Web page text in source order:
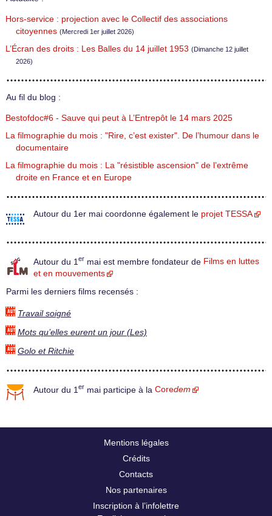
Hors-service : projection avec le Collectif des associations
citoyennes (Mercredi 1er juillet 2026)
L’Écran des droits : Les Balles du 14 juillet 1953 (Dimanche 12 juillet
2026)
Au fil du blog :
Bestofdoc#6 - Sauve qui peut à L’Entrepôt le 14 mars 2025
La filmographie du mois : "Rire, c’est exister". De l’humour dans le
documentaire
La filmographie du mois : La "résistible ascension" de l’extrême
droite en France et en Europe
Autour du 1er mai coordonne également le projet TESSA
Autour du 1 er mai est membre fondateur de Films en luttes
et en mouvements
Parmi les derniers films recensés :
Travail soigné
Mots qu’elles eurent un jour (Les)
Golo et Ritchie
Autour du 1 er mai participe à la Coredem
Mentions légales
Crédits
Contacts
Nos partenaires
Inscription à l’infolettre